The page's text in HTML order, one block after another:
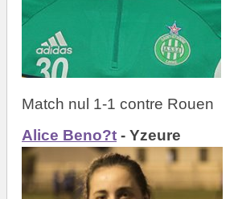
Match nul 1-1 contre Rouen
Alice Beno?t - Yzeure